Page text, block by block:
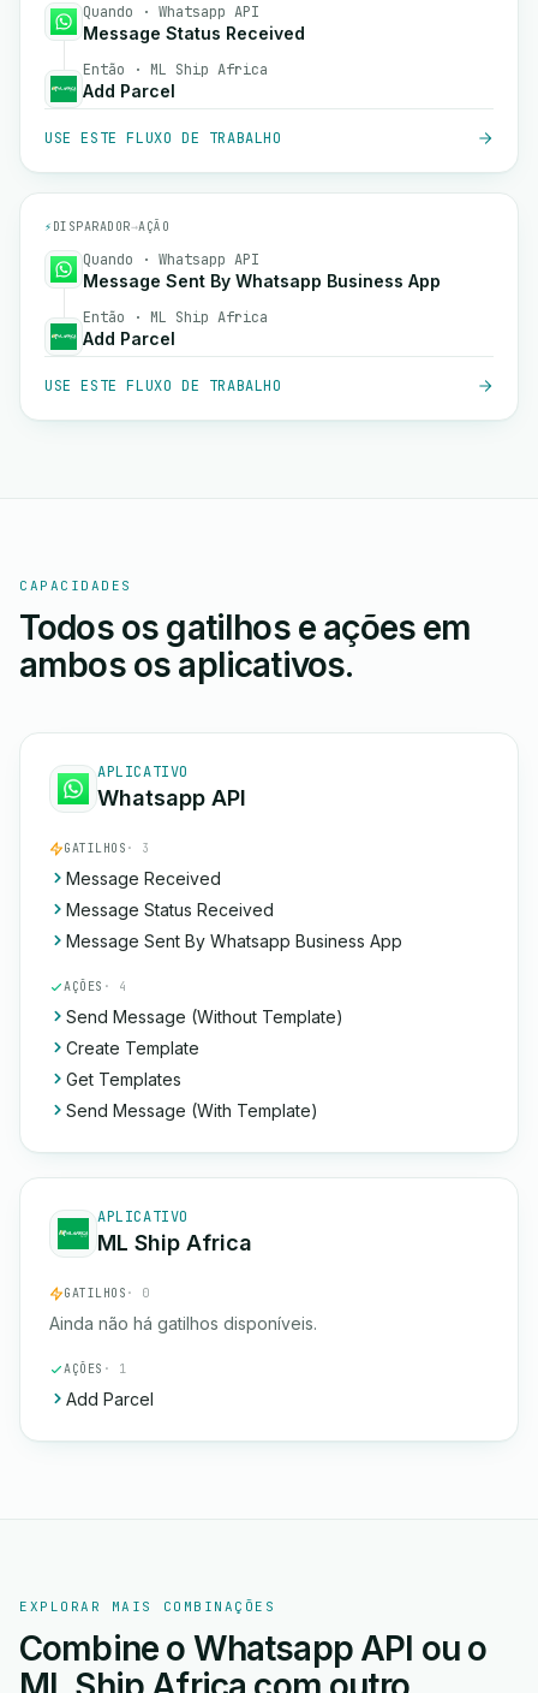
Quando · Whatsapp API
Message Status Received
Então · ML Ship Africa
Add Parcel
USE ESTE FLUXO DE TRABALHO
⚡ DISPARADOR→AÇÃO
Quando · Whatsapp API
Message Sent By Whatsapp Business App
Então · ML Ship Africa
Add Parcel
USE ESTE FLUXO DE TRABALHO
CAPACIDADES
Todos os gatilhos e ações em
ambos os aplicativos.
APLICATIVO
Whatsapp API
GATILHOS · 3
Message Received
Message Status Received
Message Sent By Whatsapp Business App
AÇÕES · 4
Send Message (Without Template)
Create Template
Get Templates
Send Message (With Template)
APLICATIVO
ML Ship Africa
GATILHOS · 0
Ainda não há gatilhos disponíveis.
AÇÕES · 1
Add Parcel
EXPLORAR MAIS COMBINAÇÕES
Combine o Whatsapp API ou o